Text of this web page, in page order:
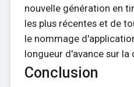
nouvelle génération en
les plus récentes et de
le nommage
longueur d'avance sur la
Conclusion